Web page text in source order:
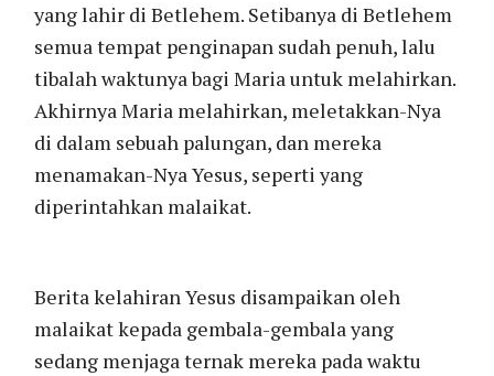
yang lahir di Betlehem. Setibanya di Betlehem
semua tempat penginapan sudah penuh, lalu
tibalah waktunya bagi Maria untuk melahirkan.
Akhirnya Maria melahirkan, meletakkan-Nya
di dalam sebuah palungan, dan mereka
menamakan-Nya Yesus, seperti yang
diperintahkan malaikat.
Berita kelahiran Yesus disampaikan oleh
malaikat kepada gembala-gembala yang
sedang menjaga ternak mereka pada waktu